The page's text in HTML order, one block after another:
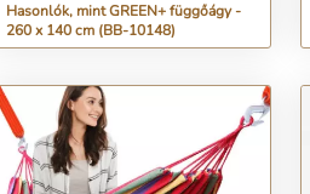
Hasonlók, mint GREEN+ függőágy -
260 x 140 cm (BB-10148)